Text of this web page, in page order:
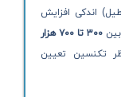
اندکی افزایش
۳۰۰ تا ۷۰۰ هزار
تکنسین تعیین